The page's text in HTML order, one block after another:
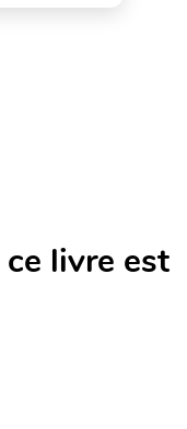
livre est